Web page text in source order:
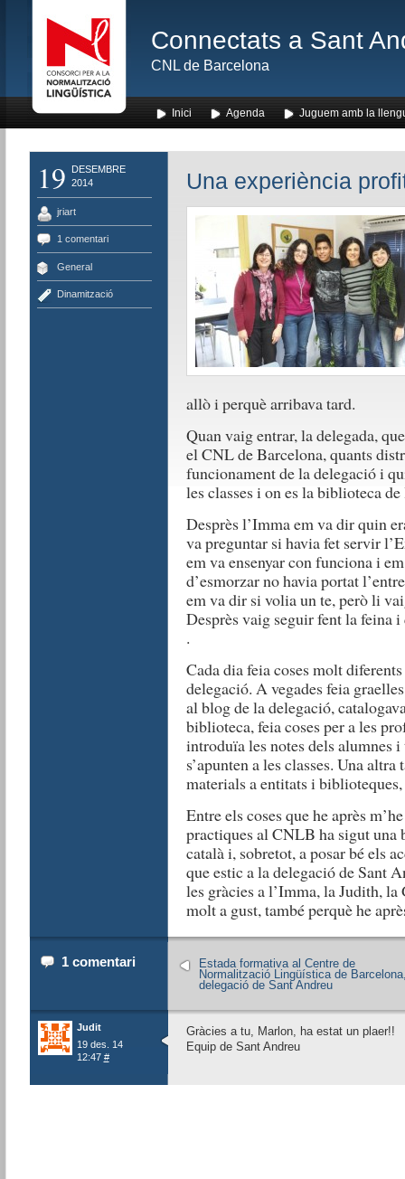
Connectats a Sant
CNL de Barcelona
Inici Agenda Juguem amb la
19
DESEMBRE
2014
jriart
1 comentari
General
Dinamització
Una experiència
allò i perquè arribava tard.
Quan vaig entrar, la delegada,
el CNL de Barcelona, quants
funcionament de la delegació i
les classes i on es la biblioteca
Desprès l’Imma em va dir quin
va preguntar si havia fet servir
em va ensenyar con funciona i
d’esmorzar no havia portat
em va dir si volia un te, però li
Desprès vaig seguir fent la feina
.
Cada dia feia coses molt
delegació. A vegades feia
al blog de la delegació,
biblioteca, feia coses per a les
introduïa les notes dels alumnes
s’apunten a les classes. Una
materials a entitats i biblioteques,
Entre els coses que he après
practiques al CNLB ha sigut una
català i, sobretot, a posar bé els
que estic a la delegació de Sant
les gràcies a l’Imma, la Judith, la
molt a gust, també perquè he
1 comentari
Estada formativa al Centre de
Normalització Lingüística de
delegació de Sant Andreu
Judit
19 des. 14
12:47 #
Gràcies a tu, Marlon, ha estat un plaer!!
Equip de Sant Andreu